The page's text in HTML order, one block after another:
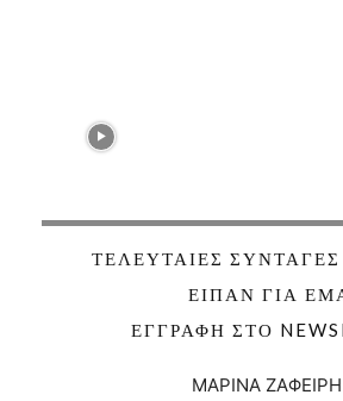
ΤΕΛΕΥΤΑΊΕΣ ΣΥΝΤΑΓΈΣ
ΕΊΠΑΝ ΓΙΑ
ΕΓΓΡΑΦΉ ΣΤΟ
ΜΑΡΙΝΑ ΖΑΦΕΙΡΗ